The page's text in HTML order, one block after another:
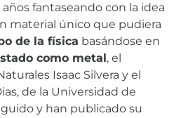
fantaseando con la idea
material único que pudiera
de la física basándose en
como metal, el
Isaac Silvera y el
de la Universidad de
y han publicado su